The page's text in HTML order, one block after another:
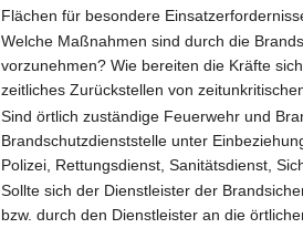
Flächen für besondere
Welche Maßnahmen sind durch die
vorzunehmen? Wie bereiten die Kräfte
zeitliches Zurückstellen von
Sind örtlich zuständige Feuerwehr und
Brandschutzdienststelle unter
Polizei, Rettungsdienst, Sanitätsdienst,
Sollte sich der Dienstleister der
bzw. durch den Dienstleister an die